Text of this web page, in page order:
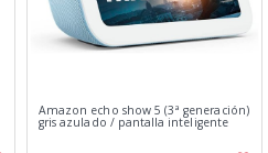
Amazon echo show 5 (3ª generación)
gris azulado / pantalla inteligente